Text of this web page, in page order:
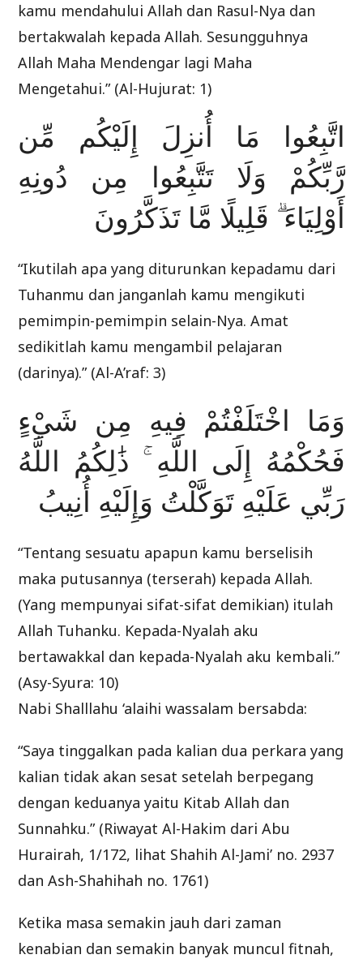
kamu mendahului Allah dan Rasul-Nya dan
bertakwalah kepada Allah. Sesungguhnya
Allah Maha Mendengar lagi Maha
Mengetahui.” (Al-Hujurat: 1)
اتَّبِعُوا مَا أُنزِلَ إِلَيْكُم مِّن
رَّبِّكُمْ وَلَا تَتَّبِعُوا مِن دُونِهِ
أَوْلِيَاءَ ۗ قَلِيلًا مَّا تَذَكَّرُونَ
“Ikutilah apa yang diturunkan kepadamu dari
Tuhanmu dan janganlah kamu mengikuti
pemimpin-pemimpin selain-Nya. Amat
sedikitlah kamu mengambil pelajaran
(darinya).” (Al-A’raf: 3)
وَمَا اخْتَلَفْتُمْ فِيهِ مِن شَيْءٍ
فَحُكْمُهُ إِلَى اللَّهِ ۚ ذَٰلِكُمُ اللَّهُ
رَبِّي عَلَيْهِ تَوَكَّلْتُ وَإِلَيْهِ أُنِيبُ
“Tentang sesuatu apapun kamu berselisih
maka putusannya (terserah) kepada Allah.
(Yang mempunyai sifat-sifat demikian) itulah
Allah Tuhanku. Kepada-Nyalah aku
bertawakkal dan kepada-Nyalah aku kembali.”
(Asy-Syura: 10)
Nabi Shalllahu ‘alaihi wassalam bersabda:
“Saya tinggalkan pada kalian dua perkara yang
kalian tidak akan sesat setelah berpegang
dengan keduanya yaitu Kitab Allah dan
Sunnahku.” (Riwayat Al-Hakim dari Abu
Hurairah, 1/172, lihat Shahih Al-Jami’ no. 2937
dan Ash-Shahihah no. 1761)
Ketika masa semakin jauh dari zaman
kenabian dan semakin banyak muncul fitnah,